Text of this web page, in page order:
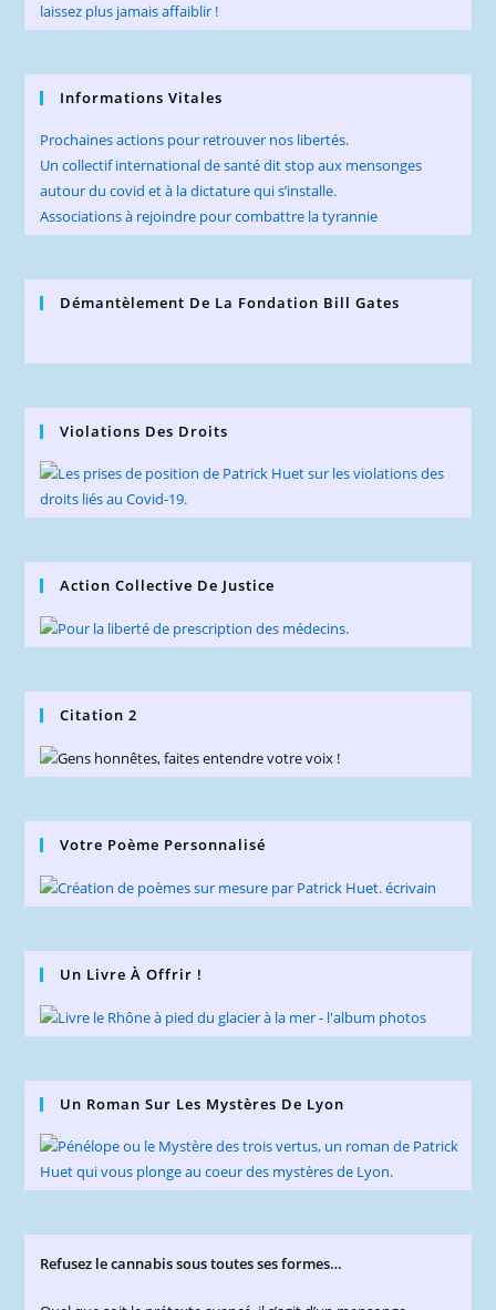
Informations Vitales
Prochaines actions pour retrouver nos libertés.
Un collectif international de santé dit stop aux mensonges
autour du covid et à la dictature qui s’installe.
Associations à rejoindre pour combattre la tyrannie
Démantèlement De La Fondation Bill Gates
Violations Des Droits
Action Collective De Justice
Citation 2
Votre Poème Personnalisé
Un Livre À Offrir !
Un Roman Sur Les Mystères De Lyon
Refusez le cannabis sous toutes ses formes…